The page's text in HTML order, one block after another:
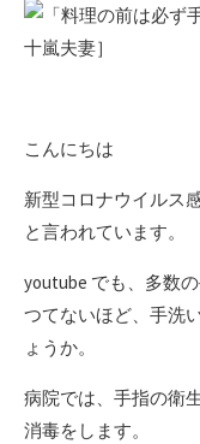
こんにちは
新型コロナウイルス
と言われています。
youtube でも、多数
つてないほど、手洗
ょうか。
病院では、手指の衛
消毒をします。